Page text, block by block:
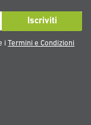
Iscriviti
iTermini e Condizioni